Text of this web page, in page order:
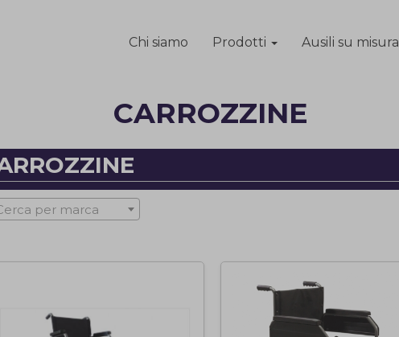
Chi siamo Prodotti Ausili su misura
CARROZZINE
per marca